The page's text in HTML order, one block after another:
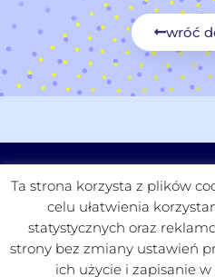
wróć
CZYTELNIA FUNDACJA
Ta strona korzysta z plików
celu ułatwienia
statystycznych oraz
strony bez zmiany ustawień
ich użycie i zapisanie